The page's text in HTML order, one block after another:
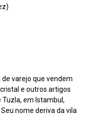
varejo que vendem
e outros artigos
Tuzla, em Istambul,
nome deriva da vila